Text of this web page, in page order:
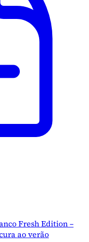
Fresh Edition –
ao verão